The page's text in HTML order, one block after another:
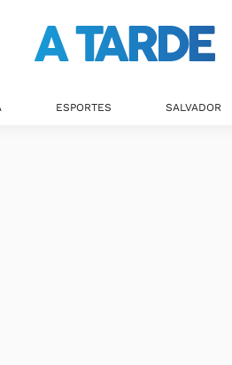
ESPORTES SALVADOR